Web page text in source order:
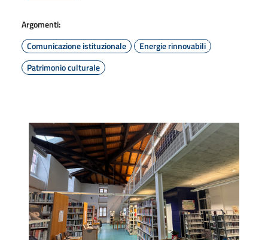
Argomenti:
Comunicazione istituzionale
Energie rinnovabili
Patrimonio culturale